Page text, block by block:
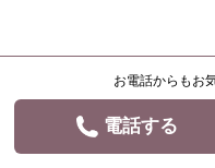
お電話からもお
電話する